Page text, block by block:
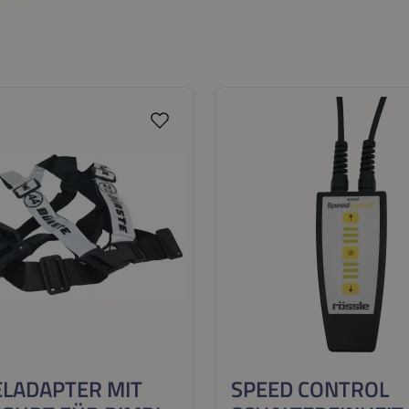
kann einfach per
betrieben werden. Technische
für Rössle-
Sauganschluss: ø 38 mm
Liefermaße: 1x Karton
cm, 9,5 kg)
MIT SPEED CONTROL